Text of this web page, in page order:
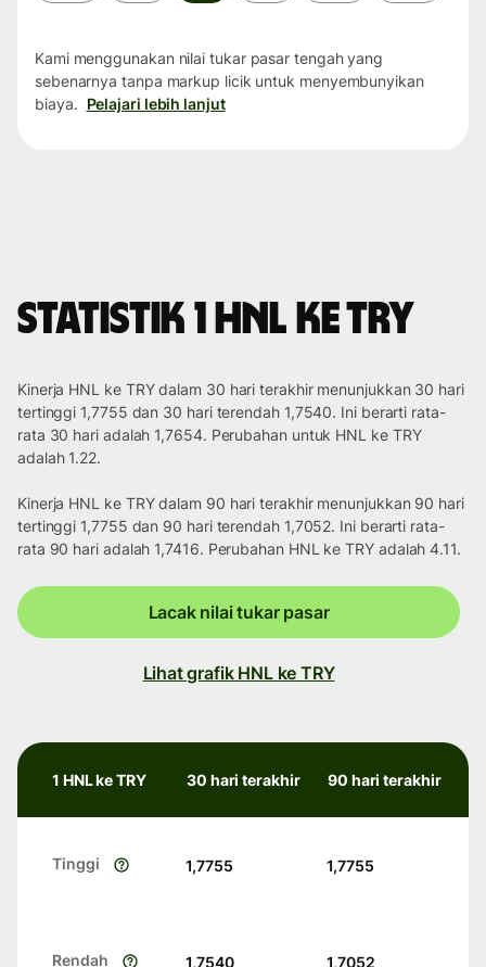
Kami menggunakan nilai tukar pasar tengah yang
sebenarnya tanpa markup licik untuk menyembunyikan
biaya. Pelajari lebih lanjut
Statistik 1 HNL ke TRY
Kinerja HNL ke TRY dalam 30 hari terakhir menunjukkan 30 hari
tertinggi 1,7755 dan 30 hari terendah 1,7540. Ini berarti rata-
rata 30 hari adalah 1,7654. Perubahan untuk HNL ke TRY
adalah 1.22.
Kinerja HNL ke TRY dalam 90 hari terakhir menunjukkan 90 hari
tertinggi 1,7755 dan 90 hari terendah 1,7052. Ini berarti rata-
rata 90 hari adalah 1,7416. Perubahan HNL ke TRY adalah 4.11.
Lacak nilai tukar pasar
Lihat grafik HNL ke TRY
1 HNL ke TRY 30 hari terakhir 90 hari terakhir
Tinggi 1,7755 1,7755
Rendah 1,7540 1,7052